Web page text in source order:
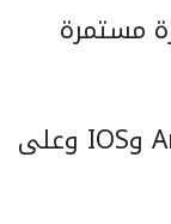
مستمرة
العمل على أجهزة Android وIOS وعلى